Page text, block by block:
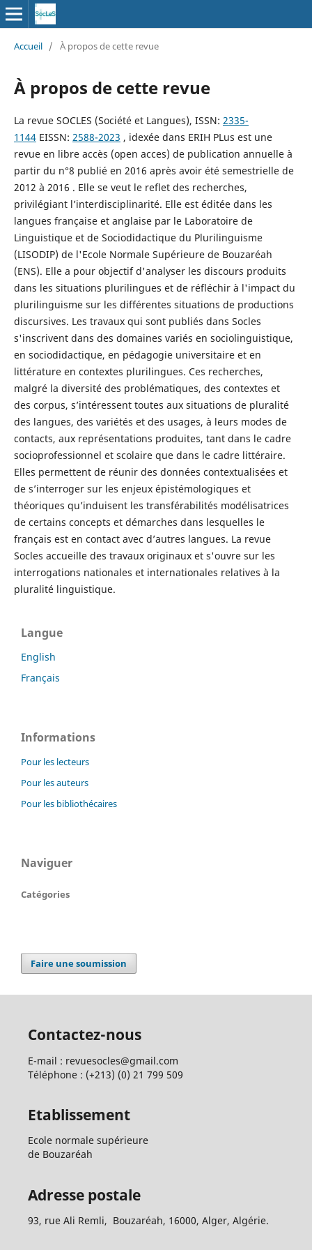
Accueil / À propos de cette revue
À propos de cette revue
La revue SOCLES (Société et Langues), ISSN: 2335-
1144EISSN: 2588-2023 , idexée dans ERIH PLus est une
revue en libre accès (open acces) de publication annuelle à
partir du n°8 publié en 2016 après avoir été semestrielle de
2012 à 2016 . Elle se veut le reflet des recherches,
privilégiant l’interdisciplinarité. Elle est éditée dans les
langues française et anglaise par le Laboratoire de
Linguistique et de Sociodidactique du Plurilinguisme
(LISODIP) de l'Ecole Normale Supérieure de Bouzaréah
(ENS). Elle a pour objectif d'analyser les discours produits
dans les situations plurilingues et de réfléchir à l'impact du
plurilinguisme sur les différentes situations de productions
discursives. Les travaux qui sont publiés dans Socles
s'inscrivent dans des domaines variés en sociolinguistique,
en sociodidactique, en pédagogie universitaire et en
littérature en contextes plurilingues. Ces recherches,
malgré la diversité des problématiques, des contextes et
des corpus, s’intéressent toutes aux situations de pluralité
des langues, des variétés et des usages, à leurs modes de
contacts, aux représentations produites, tant dans le cadre
socioprofessionnel et scolaire que dans le cadre littéraire.
Elles permettent de réunir des données contextualisées et
de s’interroger sur les enjeux épistémologiques et
théoriques qu’induisent les transférabilités modélisatrices
de certains concepts et démarches dans lesquelles le
français est en contact avec d’autres langues. La revue
Socles accueille des travaux originaux et s'ouvre sur les
interrogations nationales et internationales relatives à la
pluralité linguistique.
Langue
English
Français
Informations
Pour les lecteurs
Pour les auteurs
Pour les bibliothécaires
Naviguer
Catégories
Faire une soumission
Contactez-nous
E-mail : revuesocles@gmail.com
Téléphone : (+213) (0) 21 799 509
Etablissement
Ecole normale supérieure
de Bouzaréah
Adresse postale
93, rue Ali Remli, Bouzaréah, 16000, Alger, Algérie.